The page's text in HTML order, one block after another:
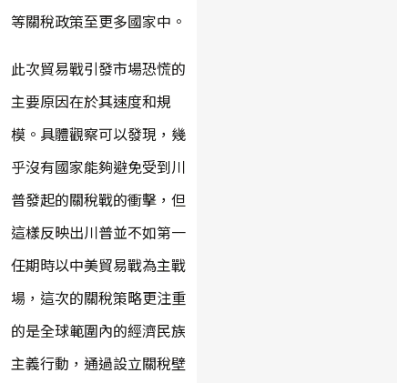
等關稅政策至更多國家中。
此次貿易戰引發市場恐慌的
主要原因在於其速度和規
模。具體觀察可以發現，幾
乎沒有國家能夠避免受到川
普發起的關稅戰的衝擊，但
這樣反映出川普並不如第一
任期時以中美貿易戰為主戰
場，這次的關稅策略更注重
的是全球範圍內的經濟民族
主義行動，通過設立關稅壁